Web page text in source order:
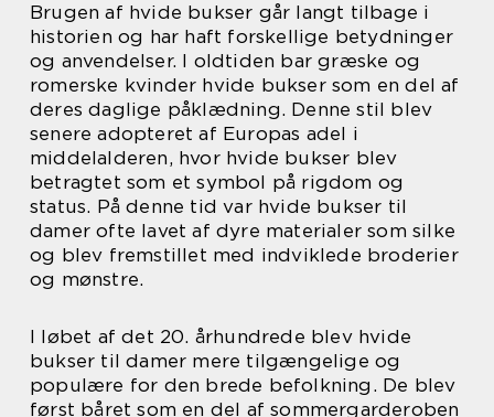
Brugen af hvide bukser går langt tilbage i
historien og har haft forskellige betydninger
og anvendelser. I oldtiden bar græske og
romerske kvinder hvide bukser som en del af
deres daglige påklædning. Denne stil blev
senere adopteret af Europas adel i
middelalderen, hvor hvide bukser blev
betragtet som et symbol på rigdom og
status. På denne tid var hvide bukser til
damer ofte lavet af dyre materialer som silke
og blev fremstillet med indviklede broderier
og mønstre.
I løbet af det 20. århundrede blev hvide
bukser til damer mere tilgængelige og
populære for den brede befolkning. De blev
først båret som en del af sommergarderoben